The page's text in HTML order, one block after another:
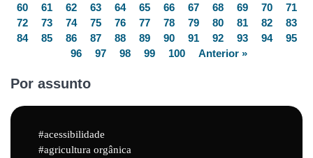
60
61 62 63 64 65 66 67 68 69 70
71
72
73 74 75 76 77 78 79 80 81 82
83
84
85 86 87 88 89 90 91 92 93 94
95
96
97 98 99 100 Anterior »
Por assunto
acessibilidade
agricultura orgânica